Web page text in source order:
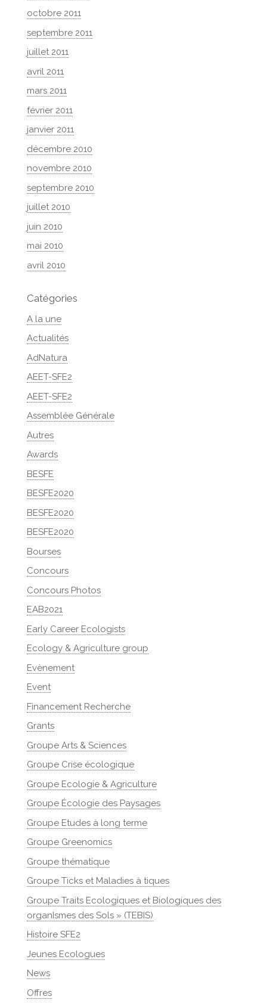
octobre 2011
septembre 2011
juillet 2011
avril 2011
mars 2011
février 2011
janvier 2011
décembre 2010
novembre 2010
septembre 2010
juillet 2010
juin 2010
mai 2010
avril 2010
Catégories
A la une
Actualités
AdNatura
AEET-SFE2
AEET-SFE2
Assemblée Générale
Autres
Awards
BESFE
BESFE2020
BESFE2020
BESFE2020
Bourses
Concours
Concours Photos
EAB2021
Early Career Ecologists
Ecology & Agriculture group
Evènement
Event
Financement Recherche
Grants
Groupe Arts & Sciences
Groupe Crise écologique
Groupe Ecologie & Agriculture
Groupe Écologie des Paysages
Groupe Etudes à long terme
Groupe Greenomics
Groupe thématique
Groupe Ticks et Maladies à tiques
Groupe Traits Ecologiques et Biologiques des
organIsmes des Sols » (TEBIS)
Histoire SFE2
Jeunes Ecologues
News
Offres